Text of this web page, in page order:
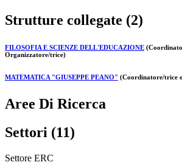
Strutture collegate (2)
FILOSOFIA E SCIENZE DELL'EDUCAZIONE
Organizzatore/trice)
MATEMATICA "GIUSEPPE PEANO" (Coordinatore/trice
Aree Di Ricerca
Settori (11)
Settore ERC